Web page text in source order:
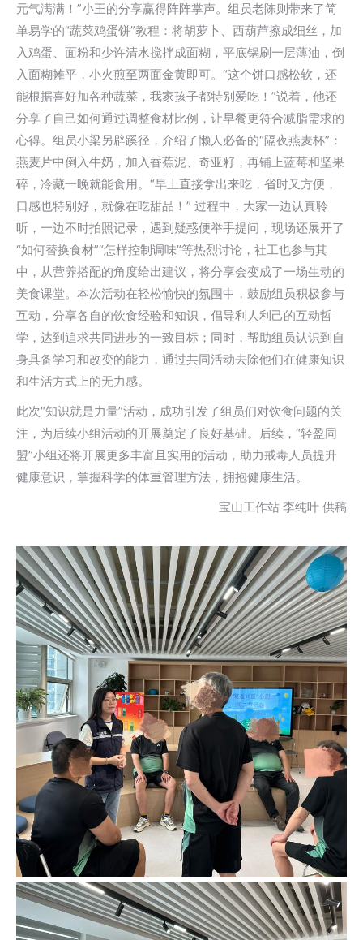
元气满满！”小王的分享赢得阵阵掌声。组员老陈则带来了简
单易学的“蔬菜鸡蛋饼”教程：将胡萝卜、西葫芦擦成细丝，加
入鸡蛋、面粉和少许清水搅拌成面糊，平底锅刷一层薄油，倒
入面糊摊平，小火煎至两面金黄即可。“这个饼口感松软，还
能根据喜好加各种蔬菜，我家孩子都特别爱吃！”说着，他还
分享了自己如何通过调整食材比例，让早餐更符合减脂需求的
心得。组员小梁另辟蹊径，介绍了懒人必备的“隔夜燕麦杯”：
燕麦片中倒入牛奶，加入香蕉泥、奇亚籽，再铺上蓝莓和坚果
碎，冷藏一晚就能食用。“早上直接拿出来吃，省时又方便，
口感也特别好，就像在吃甜品！” 过程中，大家一边认真聆
听，一边不时拍照记录，遇到疑惑便举手提问，现场还展开了
“如何替换食材”“怎样控制调味”等热烈讨论，社工也参与其
中，从营养搭配的角度给出建议，将分享会变成了一场生动的
美食课堂。本次活动在轻松愉快的氛围中，鼓励组员积极参与
互动，分享各自的饮食经验和知识，倡导利人利己的互动哲
学，达到追求共同进步的一致目标；同时，帮助组员认识到自
身具备学习和改变的能力，通过共同活动去除他们在健康知识
和生活方式上的无力感。
此次“知识就是力量”活动，成功引发了组员们对饮食问题的关
注，为后续小组活动的开展奠定了良好基础。后续，“轻盈同
盟”小组还将开展更多丰富且实用的活动，助力戒毒人员提升
健康意识，掌握科学的体重管理方法，拥抱健康生活。
宝山工作站 李纯叶 供稿